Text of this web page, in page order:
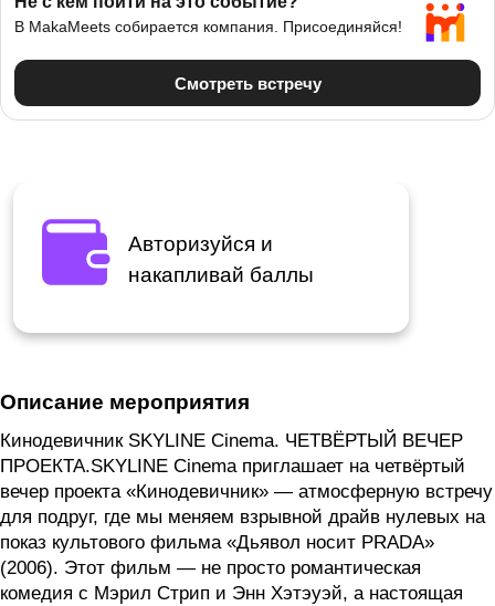
Авторизуйся и
накапливай баллы
Описание мероприятия
Кинодевичник SKYLINE Cinema. ЧЕТВЁРТЫЙ ВЕЧЕР
ПРОЕКТА.SKYLINE Cinema приглашает на четвёртый
вечер проекта «Кинодевичник» — атмосферную встречу
для подруг, где мы меняем взрывной драйв нулевых на
показ культового фильма «Дьявол носит PRADA»
(2006). Этот фильм — не просто романтическая
комедия с Мэрил Стрип и Энн Хэтэуэй, а настоящая